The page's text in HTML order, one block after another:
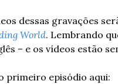
World. Lembrando
– e os vídeos estão
primeiro episódio aqui: